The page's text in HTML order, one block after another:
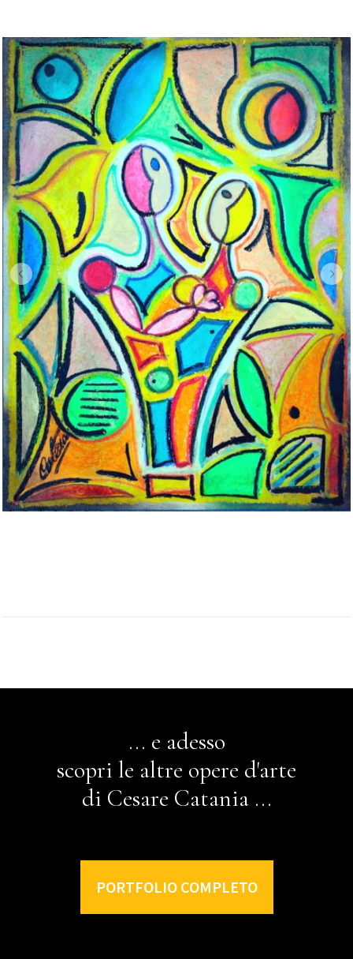
... e adesso
scopri le altre opere d'arte
di Cesare Catania ...
PORTFOLIO COMPLETO